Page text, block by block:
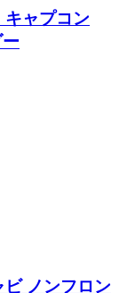
キャプコン
ノンフロン